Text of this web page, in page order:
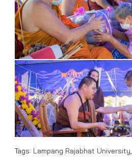
Tags: Lampang Rajabhat University,